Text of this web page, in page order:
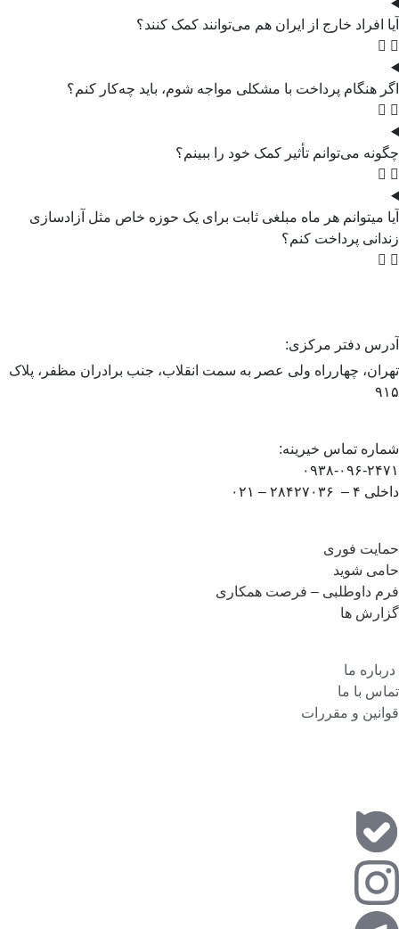
آیا افراد خارج از ایران هم می‌توانند کمک کنند؟
اگر هنگام پرداخت با مشکلی مواجه شوم، باید چه‌کار کنم؟
چگونه می‌توانم تأثیر کمک خود را ببینم؟
آیا میتوانم هر ماه مبلغی ثابت برای یک حوزه خاص مثل آزادسازی
زندانی پرداخت کنم؟
آدرس دفتر مرکزی:
تهران، چهارراه ولی عصر به سمت انقلاب، جنب برادران مظفر، پلاک
۹۱۵
شماره تماس خیرینه:
۰۹۳۸-۰۹۶-۲۴۷۱
داخلی ۴ – ۲۸۴۲۷۰۳۶ – ۰۲۱
حمایت فوری
حامی شوید
فرم داوطلبی – فرصت همکاری
گزارش ها
درباره ما
تماس با ما
قوانین و مقررات